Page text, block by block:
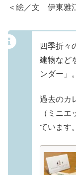
＜絵／文 伊東雅
四季折々
建物など
ンダー」。
過去のカ
（ミニ
ています